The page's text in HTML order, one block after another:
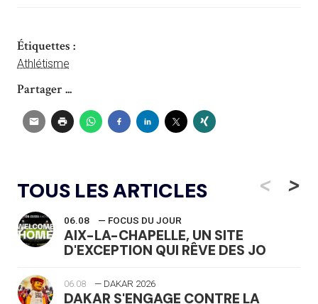
Étiquettes :
Athlétisme
Partager ...
TOUS LES ARTICLES <
06.08 — FOCUS DU JOUR
AIX-LA-CHAPELLE, UN SITE
D'EXCEPTION QUI RÊVE DES JO
06.08 — DAKAR 2026
DAKAR S'ENGAGE CONTRE LA
>